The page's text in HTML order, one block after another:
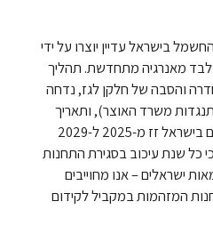
17% מסך החשמל בישראל עדיין יוצרו על ידי
פחם, לעומת 12% בלבד מאנרגיה מתחדשת. תהליך
והסבה של חלקן לגז, נדחה
משרד האוצר), ותאריך
היעד של סיום השימוש בפחם בישראל זז מ-2025 ל-2029
כי כל שנת עיכוב בסגירת התחנות
ישראלים – אנו מחוייבים
המזהמות במקביל לקידום